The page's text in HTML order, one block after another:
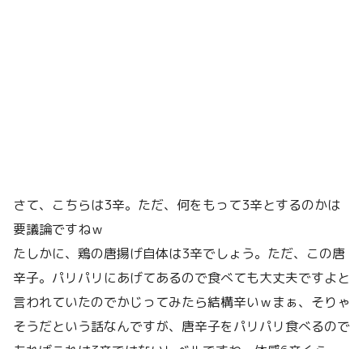
さて、こちらは3辛。ただ、何をもって3辛とするのかは
要議論ですねｗ
たしかに、鶏の唐揚げ自体は3辛でしょう。ただ、この唐
辛子。パリパリにあげてあるので食べても大丈夫ですよと
言われていたのでかじってみたら結構辛いｗまぁ、そりゃ
そうだという話なんですが、唐辛子をパリパリ食べるので